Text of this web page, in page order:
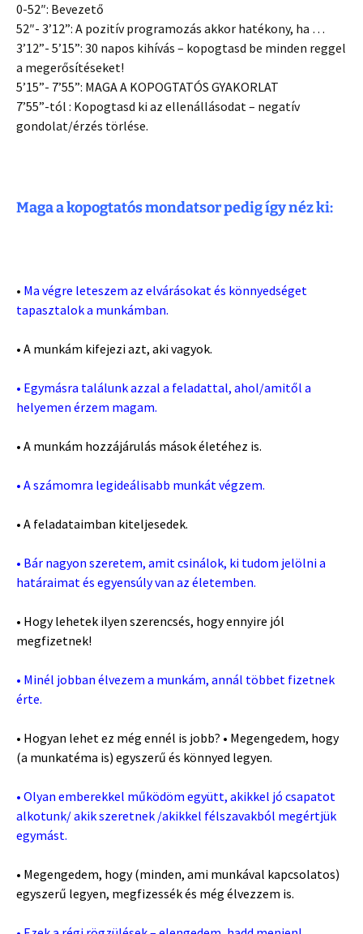
0-52″: Bevezető
52″- 3’12”: A pozitív programozás akkor hatékony, ha …
3’12”- 5’15”: 30 napos kihívás – kopogtasd be minden reggel
a megerősítéseket!
5’15”- 7’55”: MAGA A KOPOGTATÓS GYAKORLAT
7’55”-tól : Kopogtasd ki az ellenállásodat – negatív
gondolat/érzés törlése.
Maga a kopogtatós mondatsor pedig így néz ki:
• Ma végre leteszem az elvárásokat és könnyedséget
tapasztalok a munkámban.
• A munkám kifejezi azt, aki vagyok.
• Egymásra találunk azzal a feladattal, ahol/amitől a
helyemen érzem magam.
• A munkám hozzájárulás mások életéhez is.
• A számomra legideálisabb munkát végzem.
• A feladataimban kiteljesedek.
• Bár nagyon szeretem, amit csinálok, ki tudom jelölni a
határaimat és egyensúly van az életemben.
• Hogy lehetek ilyen szerencsés, hogy ennyire jól
megfizetnek!
• Minél jobban élvezem a munkám, annál többet fizetnek
érte.
• Hogyan lehet ez még ennél is jobb? • Megengedem, hogy
(a munkatéma is) egyszerű és könnyed legyen.
• Olyan emberekkel működöm együtt, akikkel jó csapatot
alkotunk/ akik szeretnek /akikkel félszavakból megértjük
egymást.
• Megengedem, hogy (minden, ami munkával kapcsolatos)
egyszerű legyen, megfizessék és még élvezzem is.